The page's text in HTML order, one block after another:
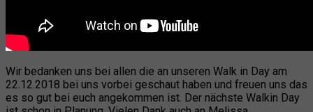
Wir bedanken uns bei allen die an unseren Walk in Day am
22.12.2018 bei uns vorbei geschaut haben und freuen uns das
es so gut bei euch angekommen ist. Der nächste Walkin Day